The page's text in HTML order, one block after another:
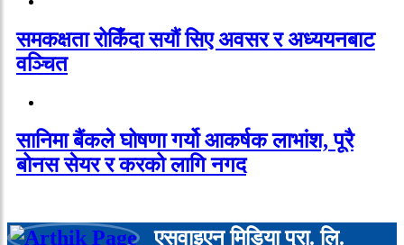
समकक्षता रोकिँदा सयौं सिए अवसर र अध्ययनबाट
वञ्चित
सानिमा बैंकले घोषणा गर्यो आकर्षक लाभांश, पूरै
बोनस सेयर र करको लागि नगद
एसवाइएन मिडिया प्रा. लि.